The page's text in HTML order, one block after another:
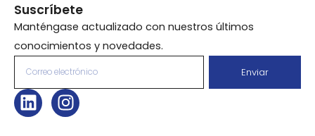
Suscríbete
Manténgase actualizado con nuestros últimos
conocimientos y novedades.
Enviar
Alternative:
L
i
I
n